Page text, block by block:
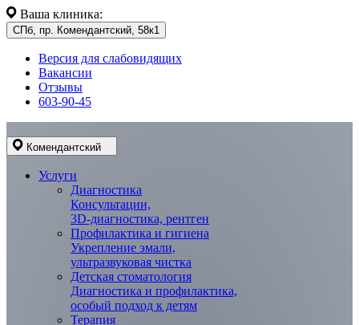
Ваша клиника:
СПб, пр. Комендантский, 58к1
Версия для слабовидящих
Вакансии
Отзывы
603-90-45
Комендантский
Услуги
Диагностика
Консультации,
3D-диагностика, рентген
Профилактика и гигиена
Укрепление эмали,
ультразвуковая чистка
Детская стоматология
Диагностика и профилактика,
особый подход к детям
Терапия